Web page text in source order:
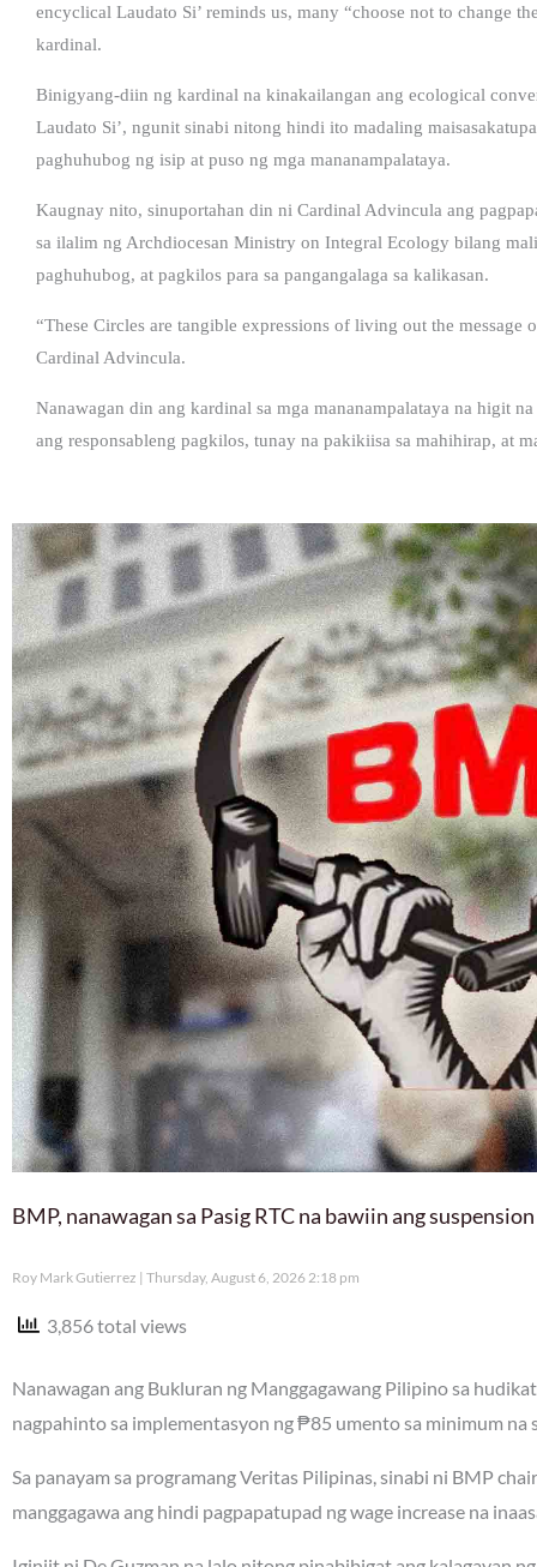
encyclical Laudato Si’ reminds us, many “choose not to change
kardinal.
Binigyang-diin ng kardinal na kinakailangan ang ecological
Laudato Si’, ngunit sinabi nitong hindi ito madaling
paghuhubog ng isip at puso ng mga mananampalataya.
Kaugnay nito, sinuportahan din ni Cardinal Advincula ang
sa ilalim ng Archdiocesan Ministry on Integral Ecology bilang
paghuhubog, at pagkilos para sa pangangalaga sa kalikasan.
“These Circles are tangible expressions of living out the
Cardinal Advincula.
Nanawagan din ang kardinal sa mga mananampalataya na higit
ang responsableng pagkilos, tunay na pakikiisa sa mahihirap, at
BMP, nanawagan sa Pasig RTC na bawiin ang
Roy Mark Gutierrez Thursday, August 6, 2026 2:18 pm
3,856 total views
Nanawagan ang Bukluran ng Manggagawang Pilipino sa
nagpahinto sa implementasyon ng ₱85 umento sa minimum na
Sa panayam sa programang Veritas Pilipinas, sinabi ni BMP
manggagawa ang hindi pagpapatupad ng wage increase na